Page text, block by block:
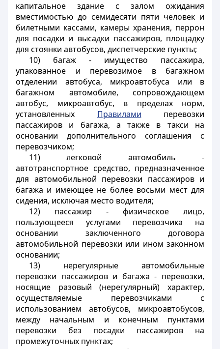
капитальное здание с залом ожидания
вместимостью до семидесяти пяти человек и
билетными кассами, камеры хранения, перрон
для посадки и высадки пассажиров, площадку
для стоянки автобусов, диспетчерские пункты;
10) багаж - имущество пассажира,
упакованное и перевозимое в багажном
отделении автобуса, микроавтобуса или в
багажном автомобиле, сопровождающем
автобус, микроавтобус, в пределах норм,
установленных Правилами перевозки
пассажиров и багажа, а также в такси на
основании дополнительного соглашения с
перевозчиком;
11) легковой автомобиль -
автотранспортное средство, предназначенное
для автомобильной перевозки пассажиров и
багажа и имеющее не более восьми мест для
сидения, исключая место водителя;
12) пассажир - физическое лицо,
пользующееся услугами перевозчика на
основании заключенного договора
автомобильной перевозки или ином законном
основании;
13) нерегулярные автомобильные
перевозки пассажиров и багажа - перевозки,
носящие разовый (нерегулярный) характер,
осуществляемые перевозчиками с
использованием автобусов, микроавтобусов,
между начальным и конечным пунктами
перевозки без посадки пассажиров на
промежуточных пунктах;